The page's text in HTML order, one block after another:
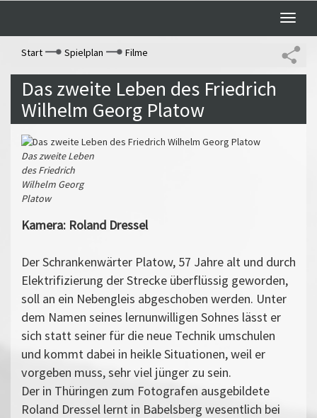
Toggle
Start
Spielplan Filme
Das zweite Leben des Friedrich
Wilhelm Georg Platow
Das zweite Leben
des Friedrich
Wilhelm Georg
Platow
Kamera: Roland Dressel
Der Schrankenwärter Platow, 57 Jahre alt und durch
Elektrifizierung der Strecke überflüssig geworden,
soll an ein Nebengleis abgeschoben werden. Unter
dem Namen seines lernunwilligen Sohnes lässt er
sich statt seiner für die neue Technik umschulen
und kommt dabei in heikle Situationen, weil er
vorgeben muss, sehr viel jünger zu sein.
Der in Thüringen zum Fotografen ausgebildete
Roland Dressel lernt in Babelsberg wesentlich bei